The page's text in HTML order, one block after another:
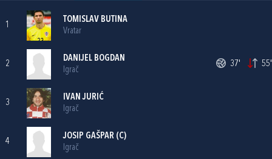
1
TOMISLAV BUTINA
Vratar
2
DANIJEL BOGDAN
Igrač
37' 55'
3
IVAN JURIĆ
Igrač
4
JOSIP GAŠPAR (C)
Igrač